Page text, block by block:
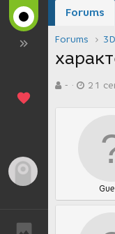
Forums
Forums
в-
а
и
21